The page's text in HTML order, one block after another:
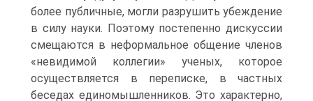
более публичные, могли разрушить убеждение
в силу науки. Поэтому постепенно дискуссии
смещаются в неформальное общение членов
«невидимой коллегии» ученых, которое
осуществляется в переписке, в частных
беседах единомышленников. Это характерно,